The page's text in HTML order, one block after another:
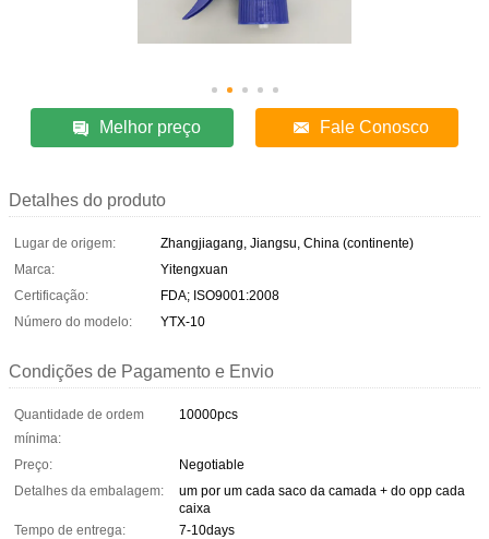
Melhor preço Fale Conosco
Detalhes do produto
Lugar de origem:
Zhangjiagang, Jiangsu, China (continente)
Marca:
Yitengxuan
Certificação:
FDA; ISO9001:2008
Número do modelo:
YTX-10
Condições de Pagamento e Envio
Quantidade de ordem
mínima:
10000pcs
Preço:
Negotiable
Detalhes da embalagem:
um por um cada saco da camada + do opp cada
caixa
Tempo de entrega:
7-10days